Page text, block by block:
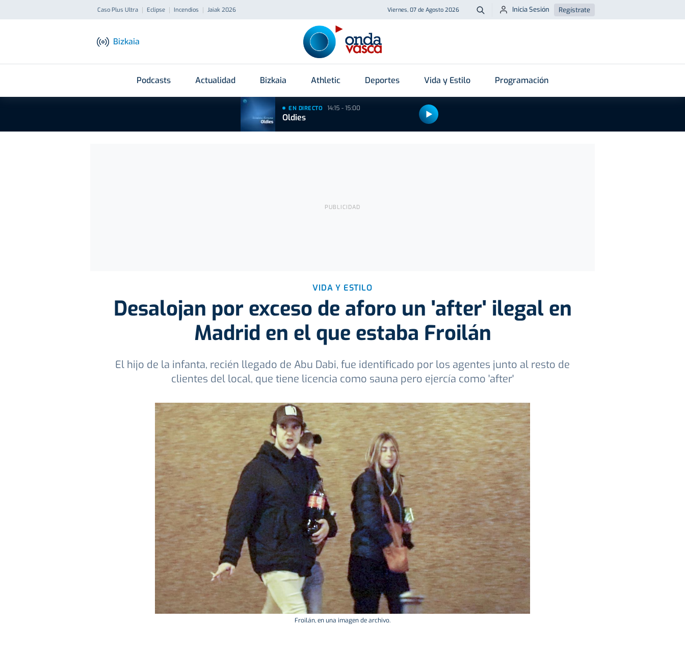
Caso Plus Ultra Eclipse Incendios Jaiak 2026 Viernes, 07 de Agosto 2026 Buscar
Inicia Sesión Regístrate
Bizkaia
Podcasts Actualidad Bizkaia Athletic Deportes Vida y Estilo Programación
EN DIRECTO 14:15 - 15:00
Oldies
VIDA Y ESTILO
Desalojan por exceso de aforo un 'after' ilegal en
Madrid en el que estaba Froilán
El hijo de la infanta, recién llegado de Abu Dabi, fue identificado por los agentes junto al resto de
clientes del local, que tiene licencia como sauna pero ejercía como 'after'
Froilán, en una imagen de archivo.